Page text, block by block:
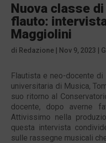
Nuova classe
flauto:
Maggiolini
di Redazione | Nov 9, 2023 |
Flautista e neo-docente
universitaria di Musica,
suo ritorno al
docente, dopo averne
Attivissimo nella
questa intervista
sulle rassegne musicali